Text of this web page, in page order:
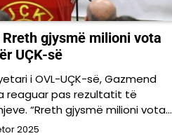
Rreth gjysmë milioni vota
UÇK-së
i OVL-UÇK-së, Gazmend
reaguar pas rezultatit të
“Rreth gjysmë milioni vota…
2025